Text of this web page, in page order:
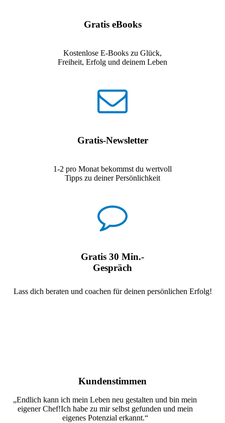
Gratis eBooks
Kostenlose E-Books zu Glück,
Freiheit, Erfolg und deinem Leben
Gratis-Newsletter
1-2 pro Monat bekommst du wertvoll
Tipps zu deiner Persönlichkeit
Gratis 30 Min.-
Gespräch
Lass dich beraten und coachen für deinen persönlichen Erfolg!
Kundenstimmen
„Endlich kann ich mein Leben neu gestalten und bin mein
eigener Chef!Ich habe zu mir selbst gefunden und mein
eigenes Potenzial erkannt.“